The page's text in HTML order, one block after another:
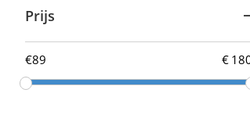
Prijs
€ €